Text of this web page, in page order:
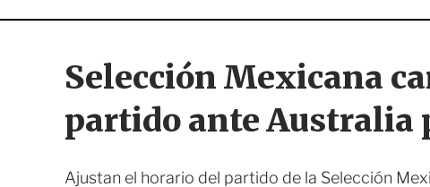
e
i
o
r
e
Selección Mexicana
partido ante Australia
Ajustan el horario del partido de la Selección